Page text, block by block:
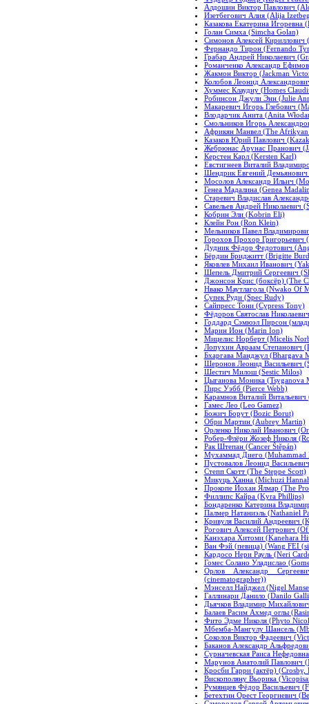
Алдошин Виктор Павлович
Изетбегович Алия (Alija
Казакова Екатерина Игоревна
Голан Симха (Simcha Golan)
Симонов Алексей Кириллович
Фернандо Тирон (Fernando
Грабар Андрей Николаевич
Романченко Александр
Жакмон Виктор (Jackman
Колобов Леонид
Хуммес Клаудиу (Homes
Робинсон Джули Энн (Julie
Макаревич Игорь Глебович
Влодарчик Анита (Anita
Смольников Игорь
Африкян Манвел (The
Казаков Юрий Павлович
Жебрюнас Арунас Пранович
Керстен Карл (Kersten Karl)
Евстигнеев Виталий
Шендрик Евгений
Мосолов Александр Ильич
Генеа Мадалина (Genea
Старевич Владислав
Савельев Андрей Николаевич
Кобрин Эли (Kobrin Eli)
Клейн Рон (Ron Klein)
Мельников Павел
Горохов Прохор
Дудник Фёдор Федотович
Бёрдин Бриджитт (Brigitte
Яковлев Михаил Иванович
Шепель Дмитрий Сергеевич
Джонсон Крис (боксёр) (The
Нвако Маутлагола (Nwako Of
Супек Руди (Spec Rudy)
Сайпресс Тони (Cypress Tony)
Фёдоров Святослав
Годдард Сэмюэл Пирсон
Марин Ион (Marin Ion)
Мицелис Норберт (Micelis
Лопухин Авраам Степанович
Бхаргава Манджул (Bhargava
Шеронов Леонид Васильевич
Шестич Милош (Sestic Milos)
Цыганова Моника (Tsyganova
Пирс Уэбб (Pierce Webb)
Карамнов Виталий
Гамес Лео (Leo Gamez)
Божич Борут (Bozic Borut)
Обри Мартин (Aubrey Martin)
Орленко Николай Иванович
Робер-Флёри Жозеф Николя
Рак Штепан (Cancer Štěpán)
Мухаммад Диего (Muhammad
Пустовалов Леонид
Степп Скотт (The Steppe Scott)
Микуць Ханна (Michuzi
Прокопе Йохан Ялмар (The
Филлипс Кайра (Kyra Phillips)
Бондаренко Катерина
Палмер Натаниэль (Nathaniel
Кривуля Василий Андреевич
Рогович Алексей Петрович
Канэхара Хитоми (Kanehara
Ван Фэй (певица) (Wang FEI
Кардосо Нери Рауль (Neri
Гомес Солано Уладислао
Орлов Александр
(cinematographer))
Мэнселл Найджел (Nigel
Галлинари Данило (Danilo
Дьячков Владимир
Балаев Расим Ахмед оглы
Фито Эдме Николя (Phyto
Мбемба-Мангулу Шансель
Соколов Виктор Фадеевич
Баканов Александр
Сурначевская Раиса
Марунов Анатолий Павлович
Кросби Гарри (актёр)
Вискополяну Вьорика
Румянцев Фёдор Васильевич
Бетехтин Орест Георгиевич